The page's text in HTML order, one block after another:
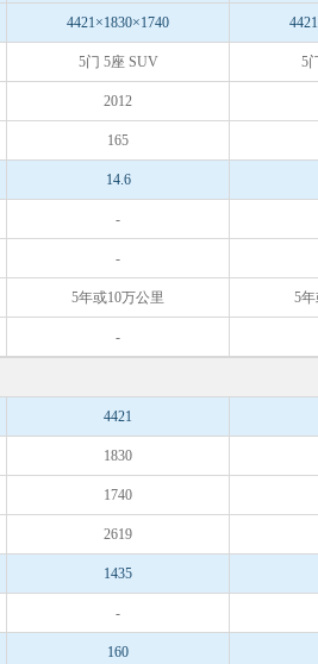
4421×1830×1740
5门 5座 SUV 5
2012
165
14.6
-
-
5年或10万公里 5
-
4421
1830
1740
2619
1435
-
160